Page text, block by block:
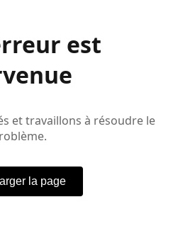
est
et travaillons à résoudre le
la page